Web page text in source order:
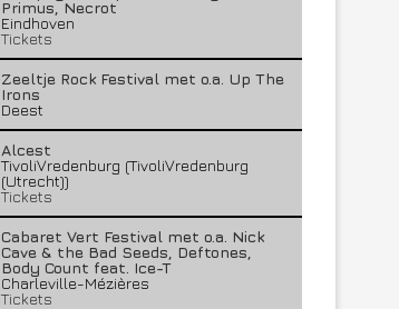
Primus, Necrot
Eindhoven
Tickets
Zeeltje Rock Festival met o.a. Up The
Irons
Deest
Alcest
TivoliVredenburg (TivoliVredenburg
(Utrecht))
Tickets
Cabaret Vert Festival met o.a. Nick
Cave & the Bad Seeds, Deftones,
Body Count feat. Ice-T
Charleville-Mézières
Tickets